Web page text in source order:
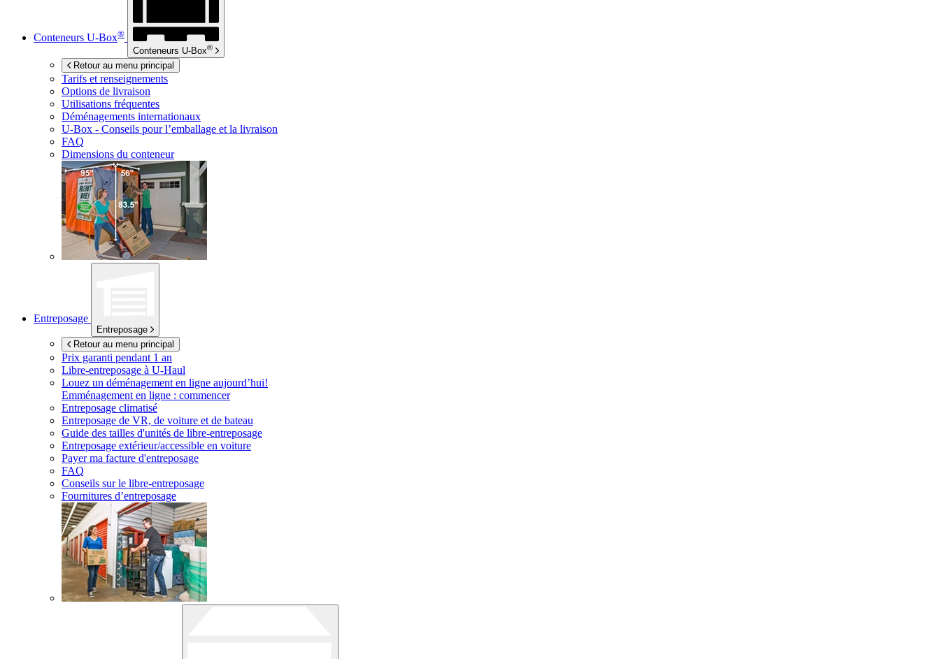
Conteneurs U-Box®
Conteneurs U-Box®
Retour au menu principal
Tarifs et renseignements
Options de livraison
Utilisations fréquentes
Déménagements internationaux
U-Box - Conseils pour l’emballage et la livraison
FAQ
Dimensions du conteneur
Entreposage
Entreposage
Retour au menu principal
Prix garanti pendant 1 an
Libre-entreposage à U-Haul
Louez un déménagement en ligne aujourd’hui!
Emménagement en ligne : commencer
Entreposage climatisé
Entreposage de VR, de voiture et de bateau
Guide des tailles d'unités de libre-entreposage
Entreposage extérieur/accessible en voiture
Payer ma facture d'entreposage
FAQ
Conseils sur le libre-entreposage
Fournitures d’entreposage